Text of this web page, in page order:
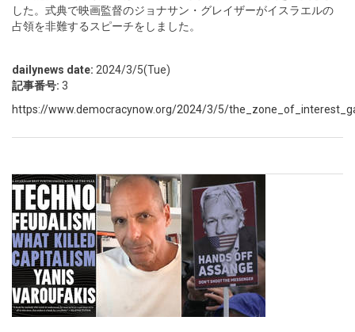
した。式典で映画監督のジョナサン・グレイザーがイスラエルの
占領を非難するスピーチをしました。
dailynews date: 2024/3/5(Tue)
記事番号: 3
https://www.democracynow.org/2024/3/5/